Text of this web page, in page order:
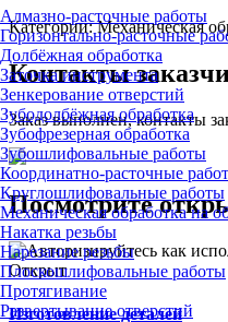
Алмазно-расточные работы
Горизонтально-расточные
Долбёжная обработка
Заточка инструмента
Зенкерование отверстий
Зубодолбёжная обработка
Зубофрезерная обработка
Зубошлифовальные работы
Координатно-расточные
Круглошлифовальные работы
Механическая обработка на
Накатка резьбы
Нарезание резьбы
Плоскошлифовальные работы
Протягивание
Развертывание отверстий
Категории:Механическая
Контакты
Заказ выполнен, контакты
Посмотрите
Открыт
Изготовление деталей